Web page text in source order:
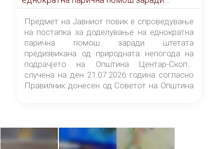
штетата предизвикана од природната
непогода на подрачјето на Општина
Центар-Скопје случена на ден 21.07.2026
година
Предмет на Јавниот повик е спроведување
на постапка за доделување на еднократна
парична помош заради штетата
предизвикана од природната непогода на
подрачјето на Општина Центар-Скопје
случена на ден 21.07.2026 година согласно
Правилник донесен од Советот на Општина